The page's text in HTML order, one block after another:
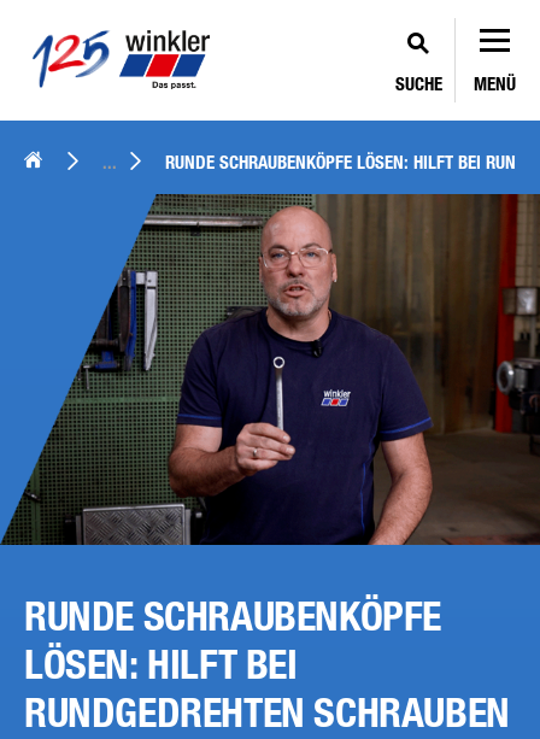
SUCHE MENÜ
... RUNDE SCHRAUBENKÖPFE LÖSEN: HILFT BEI
RUNDE SCHRAUBENKÖPFE
LÖSEN: HILFT BEI
RUNDGEDREHTEN SCHRAUBEN